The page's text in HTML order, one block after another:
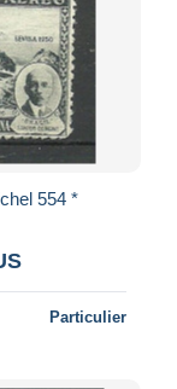
554 *
Particulier